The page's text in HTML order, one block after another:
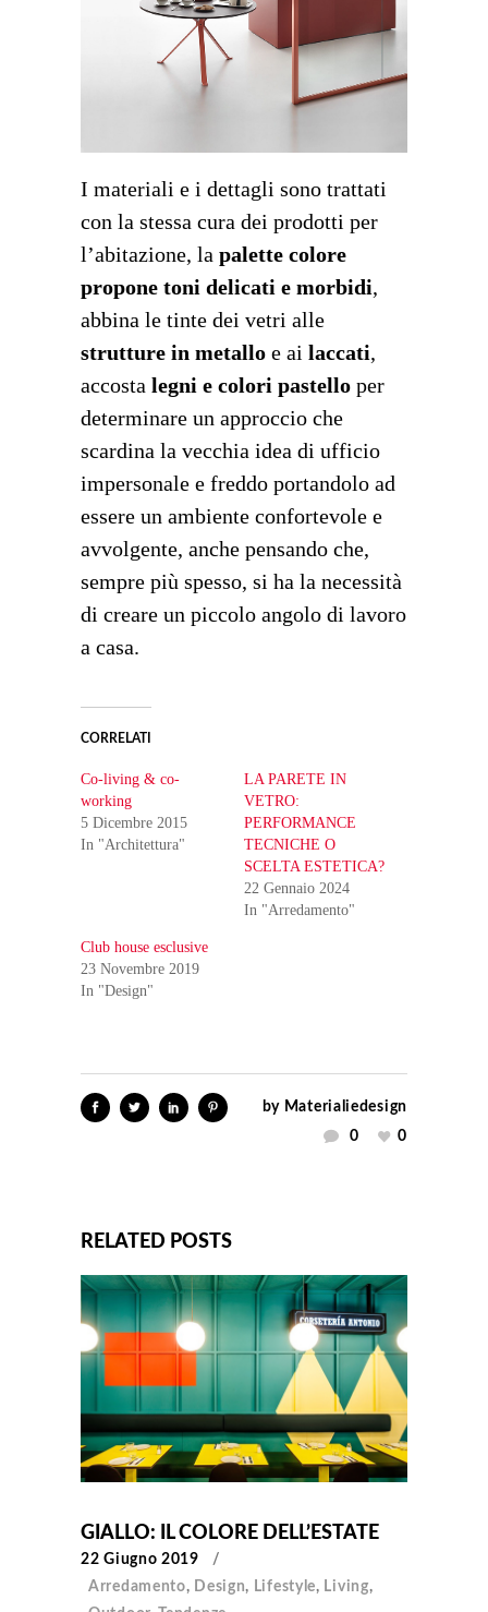
I materiali e i dettagli sono trattati
con la stessa cura dei prodotti per
l’abitazione, la palette colore
propone toni delicati e morbidi,
abbina le tinte dei vetri alle
strutture in metallo e ai laccati,
accosta legni e colori pastello per
determinare un approccio che
scardina la vecchia idea di ufficio
impersonale e freddo portandolo ad
essere un ambiente confortevole e
avvolgente, anche pensando che,
sempre più spesso, si ha la necessità
di creare un piccolo angolo di lavoro
a casa.
CORRELATI
Co-living & co-
working
5 Dicembre 2015
In "Architettura"
LA PARETE IN
VETRO:
PERFORMANCE
TECNICHE O
SCELTA ESTETICA?
22 Gennaio 2024
In "Arredamento"
Club house esclusive
23 Novembre 2019
In "Design"
by Materialiedesign
0
0
RELATED POSTS
GIALLO: IL COLORE DELL’ESTATE
22 Giugno 2019
Arredamento, Design, Lifestyle, Living,